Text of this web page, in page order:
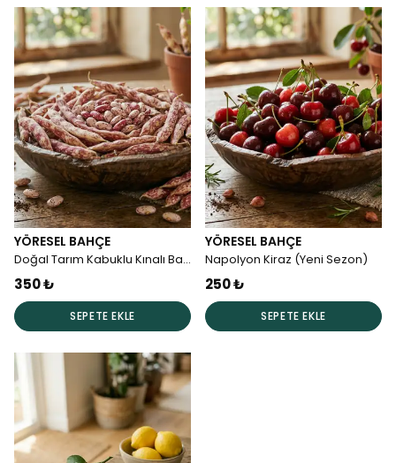
YÖRESEL BAHÇE
Doğal Tarım Kabuklu Kınalı Barbunya
350 ₺
SEPETE EKLE
YÖRESEL BAHÇE
Napolyon Kiraz (Yeni Sezon)
250 ₺
SEPETE EKLE